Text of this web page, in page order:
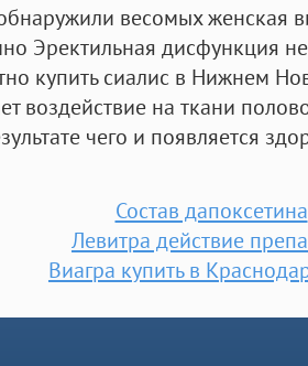
весомых женская
Эректильная дисфункция
купить сиалис в Нижнем
воздействие на ткани
чего и появляется
Состав дапоксетина
Левитра действие
Виагра купить в